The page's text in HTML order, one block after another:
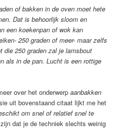
of bakken in de oven moet hete
Dat is behoorlijk sloom en
een koekenpan of wok kan
250 graden of meer- maar zelfs
die 250 graden zal je lamsbout
als in de pan. Lucht is een rottige
over het onderwerpaanbakken
uit bovenstaand citaat lijkt me het
om snel of relatief snel te
dat je de techniek slechts weinig